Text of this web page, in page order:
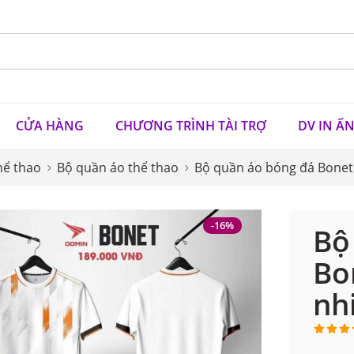
CỬA HÀNG CHƯƠNG TRÌNH TÀI TRỢ DV IN ẤN
thao Bộ quần áo thể thao Bộ quần áo bóng đá
-16%